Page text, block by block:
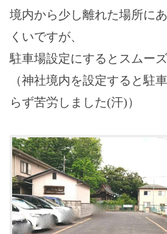
境内から少し離れた場所に
くいですが、
駐車場設定にするとスムーズ
（神社境内を設定すると駐
らず苦労しました(汗)）